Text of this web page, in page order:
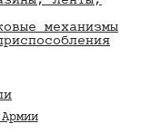
механизмы